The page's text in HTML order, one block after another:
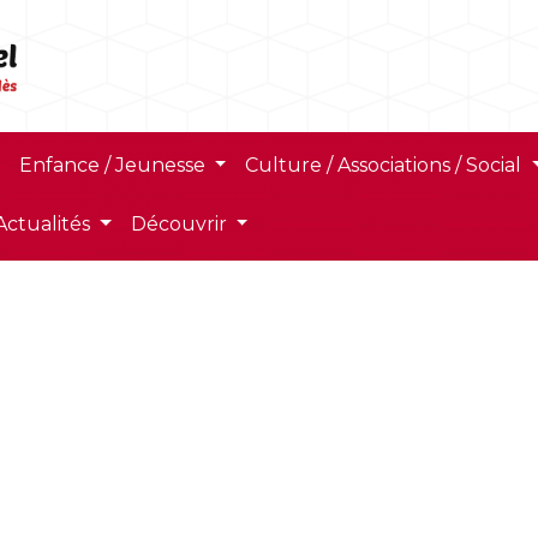
Enfance / Jeunesse Culture / Associations / Social
Découvrir